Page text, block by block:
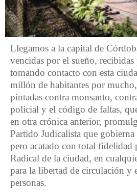
Llegamos a la capital de
vencidas por el sueño,
tomando contacto con esta
millón de habitantes por
pintadas contra monsanto,
policial y el código de faltas,
en otra crónica anterior,
Partido Judicalista que
pero acatado con total fidelidad
Radical de la ciudad, en
para la libertad de circulación y
personas.